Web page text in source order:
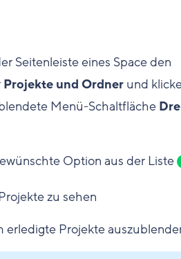
Seitenleiste eines Space den
Projekte und Ordner und
Menü-Schaltfläche
Option aus der Liste
zu sehen
erledigte Projekte